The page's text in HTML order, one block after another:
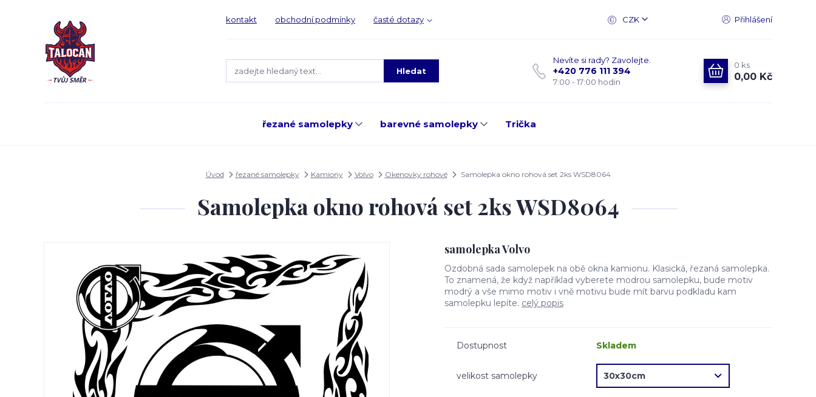
kontakt obchodní podmínky časté dotazy CZK Přihlášení
Hledat
Nevíte si rady? Zavolejte.
+420 776 111 394
7:00 - 17:00 hodin
0 ks
0,00 Kč
řezané samolepky barevné samolepky Trička
Úvod řezané samolepky Kamiony Volvo Okenovky rohové Samolepka okno rohová set 2ks WSD8064
Samolepka okno rohová set 2ks WSD8064
samolepka Volvo
Ozdobná sada samolepek na obě okna kamionu. Klasická, řezaná samolepka.
To znamená, že když například vyberete modrou samolepku, bude motiv
modrý a vše mimo motiv i vně motivu bude mít barvu podkladu kam
samolepku lepíte. celý popis
Dostupnost Skladem
velikost samolepky